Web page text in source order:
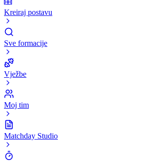
Kreiraj postavu
Sve formacije
Vježbe
Moj tim
Matchday Studio